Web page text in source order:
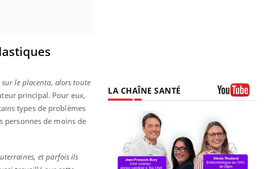
sur le placenta, alors toute
principal. Pour eux,
types de problèmes
personnes de moins de
et parfois ils
LA CHAÎNE SANTÉ